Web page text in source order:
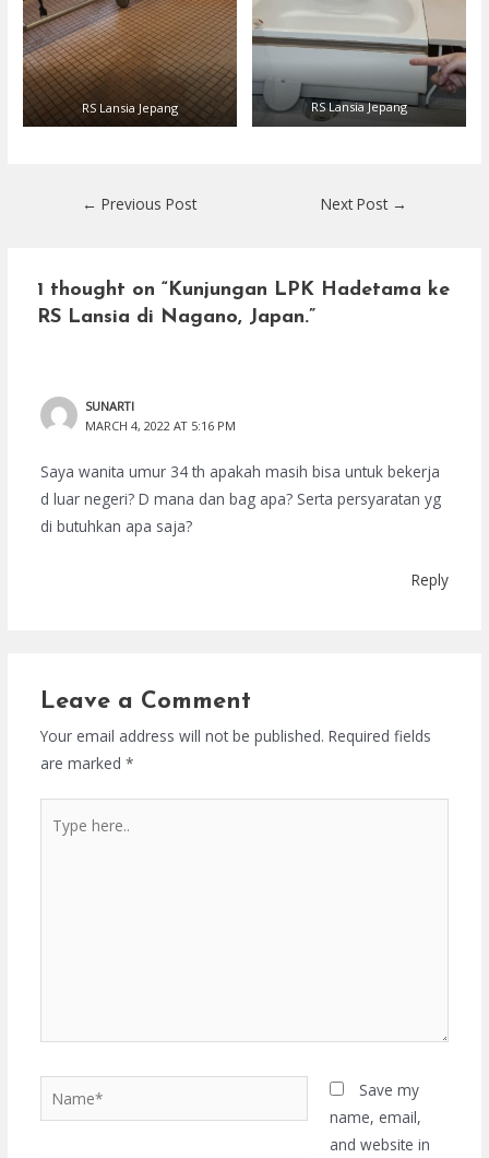
RS Lansia Jepang RS Lansia Jepang
← Previous Post Next Post →
1 thought on “Kunjungan LPK Hadetama ke
RS Lansia di Nagano, Japan.”
SUNARTI
MARCH 4, 2022 AT 5:16 PM
Saya wanita umur 34 th apakah masih bisa untuk bekerja
d luar negeri? D mana dan bag apa? Serta persyaratan yg
di butuhkan apa saja?
Reply
Leave a Comment
Your email address will not be published. Required fields
are marked *
here..
Save my
name, email,
and website in